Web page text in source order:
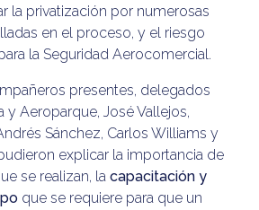
la privatización por numerosas
en el proceso, y el riesgo
la Seguridad Aerocomercial.
presentes, delegados
y Aeroparque, José Vallejos,
Sánchez, Carlos Williams y
explicar la importancia de
se realizan, la capacitación y
que se requiere para que un